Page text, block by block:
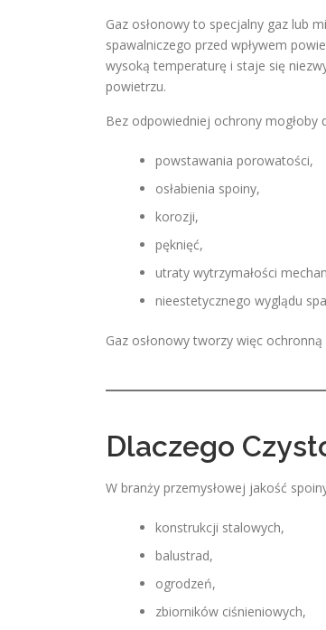
Gaz osłonowy to specjalny gaz lub
spawalniczego przed wpływem
wysoką temperaturę i staje się
powietrzu.
Bez odpowiedniej ochrony mogłoby
powstawania porowatości,
osłabienia spoiny,
korozji,
pęknięć,
utraty wytrzymałości
nieestetycznego wyglądu
Gaz osłonowy tworzy więc
Dlaczego
W branży przemysłowej jakość
konstrukcji stalowych,
balustrad,
ogrodzeń,
zbiorników ciśnieniowych,